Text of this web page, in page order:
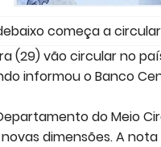
começa a
(29) vão circular no
informou o Banco
do Meio
dimensões. A